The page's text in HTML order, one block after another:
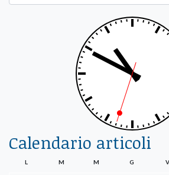
Calendario articoli
L M M G V